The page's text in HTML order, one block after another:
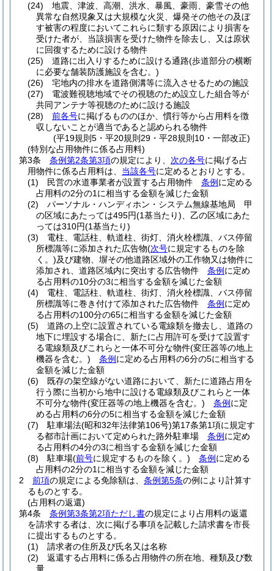
(24)
地震、津波、高潮、洪水、暴風、豪雨、豪雪その他
異常な自然現象又は大規模な火災、爆発その他その及ぼ
す被害の程度においてこれらに類する原因により損害を
受けた者が、当該損害を受けた物件を除去し、又は原状
に回復するために設ける物件
(25)
道路に出入りするために設ける通路(歩道部分の横断
に必要な舗装防護施設を含む。)
(26)
宅地内の排水を道路側溝等に流入させるための施設
(27)
電波難視聴地域でその視聴のため設立した組合等が
共同アンテナ等視聴のために設ける施設
(28)
前各号に掲げるもののほか、慣行等から占用料を徴
収しないことが適当であると認められる物件
(平19規則5・平20規則29・平28規則10・一部改正)
(特別な占用物件に係る占用料)
第3条
条例第2条第3項の規定により、 次の各号に掲げる占
用物件に係る占用料は、 当該各号に定めるとおりとする。
(1)
民営の水道事業者が設置する占用物件 条例 に定める
占用料の2分の1に相当する金額を減じた金額
(2)
パーソナル・ハンディホン・システム無線基地局 甲
の区域にあたっては495円(1基当たり) 、乙の区域にあた
っては310円(1基当たり)
(3)
電柱、電話柱、軌道柱、街灯、消火栓標識、バス停留
所標識等に添加された広告物(次号に規定するものを除
く。)及び建物、塀その他道路区域外の工作物又は物件に
添加され、道路区域内に突出する広告物件 条例 に定め
る占用料の10分の3に相当する金額を減じた金額
(4)
電柱、電話柱、軌道柱、街灯、消火栓標識、バス停留
所標識等に巻き付けて添加された広告物件 条例 に定め
る占用料の100分の65に相当する金額を減じた金額
(5)
道路の上空に設置されている電線類を撤去し、道路の
地下に埋設する場合に、新たに占用許可を受けて設置す
る電線類及びこれらと一体不可分な物件(変圧器等の地上
機器を含む。)
条例 に定める占用料の6分の5に相当する
金額を減じた金額
(6)
既存の架空線がない道路において、新たに道路占用を
行う際に当初から地中に設ける電線類及びこれらと一体
不可分な物件(変圧器等の地上機器を含む。) 条例 に定
める占用料の6分の5に相当する金額を減じた金額
(7)
駐車場法(昭和32年法律第106号)第17条第1項に規定す
る都市計画において定められた路外駐車場 条例 に定め
る占用料の4分の3に相当する金額を減じた金額
(8)
駐車場(前号に規定するものを除く。) 条例 に定める
占用料の2分の1に相当する金額を減じた金額
2
前項の規定による免除額は、 条例第5条の例により計算す
るものとする。
(占用料の返還)
第4条
条例第3条第2項ただし書の規定により占用料の返還
を請求する者は、次に掲げる事項を記載した請求書を市長
に提出するものとする。
(1)
請求者の住所及び氏名又は名称
(2)
返還する占用料に係る占用物件の所在地、種類及び数
量